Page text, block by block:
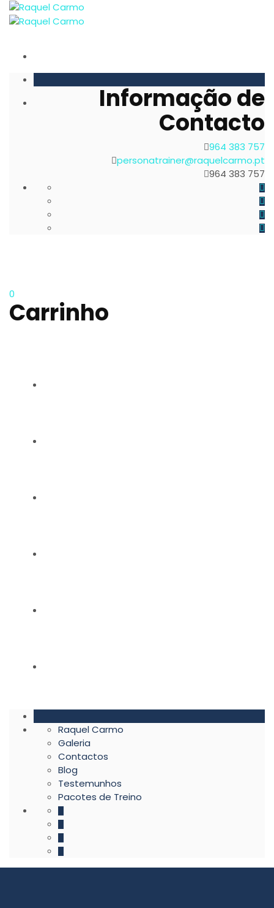
Informação de
Contacto
964 383 757
personatrainer@raquelcarmo.pt
964 383 757
0
Carrinho
Raquel Carmo
Galeria
Contactos
Blog
Testemunhos
Pacotes de Treino